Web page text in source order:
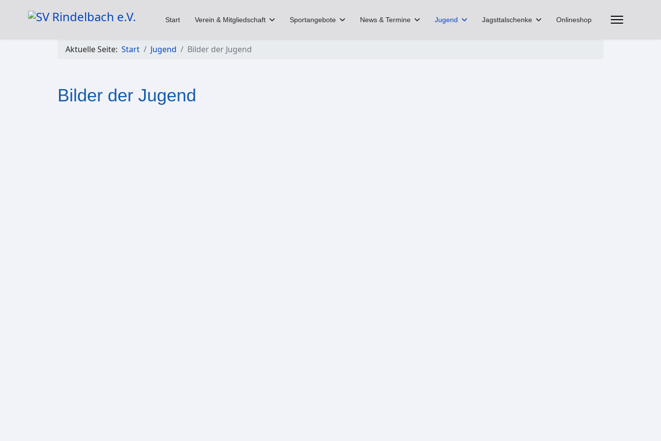
Start Verein & Mitgliedschaft Sportangebote News & Termine Jugend Jagsttalschenke Onlineshop
Aktuelle Seite: Start Jugend Bilder der Jugend
Bilder der Jugend